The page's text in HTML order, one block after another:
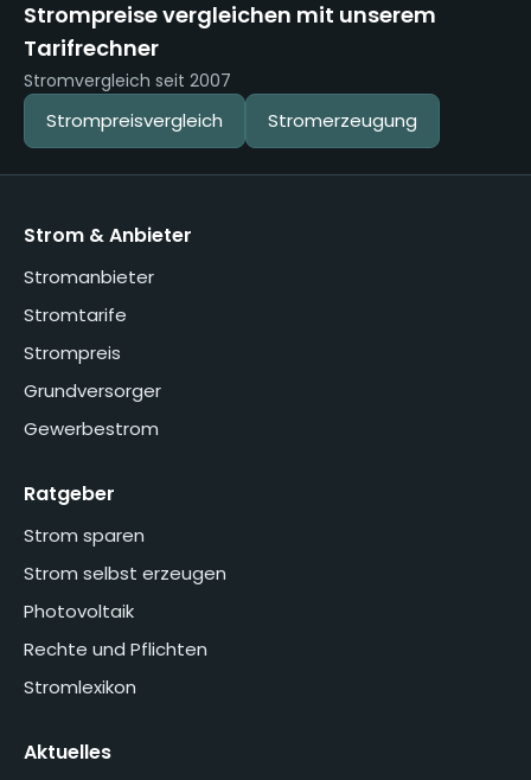
Strompreise vergleichen mit unserem
Tarifrechner
Stromvergleich seit 2007
Strompreisvergleich Stromerzeugung
Strom & Anbieter
Stromanbieter
Stromtarife
Strompreis
Grundversorger
Gewerbestrom
Ratgeber
Strom sparen
Strom selbst erzeugen
Photovoltaik
Rechte und Pflichten
Stromlexikon
Aktuelles